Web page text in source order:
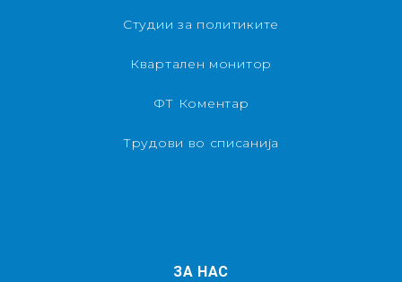
Студии за политиките
Квартален монитор
ФТ Коментар
Трудови во списанија
ЗА НАС